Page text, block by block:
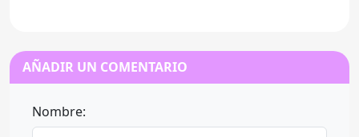
AÑADIR UN COMENTARIO
Nombre: